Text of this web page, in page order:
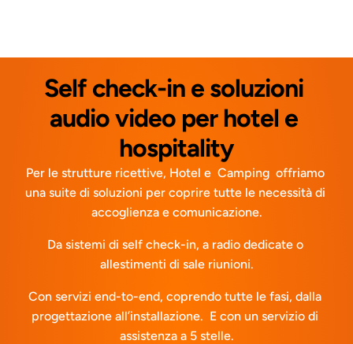
Self check-in e soluzioni
audio video per hotel e
hospitality
Per le strutture ricettive, Hotel e  Camping  offriamo
una suite di soluzioni per coprire tutte le necessità di
accoglienza e comunicazione.
Da sistemi di self check-in, a radio dedicate o
allestimenti di sale riunioni.
Con servizi end-to-end, coprendo tutte le fasi, dalla
progettazione all’installazione.  E con un servizio di
assistenza a 5 stelle.